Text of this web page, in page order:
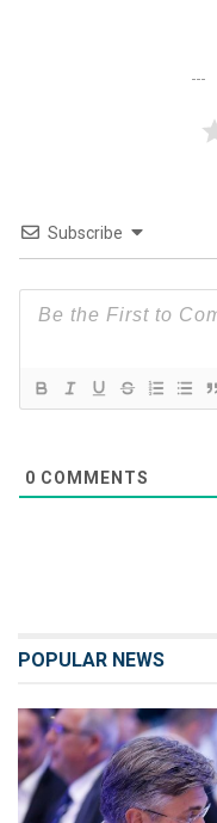
Subscribe
0 COMMENTS
POPULAR NEWS